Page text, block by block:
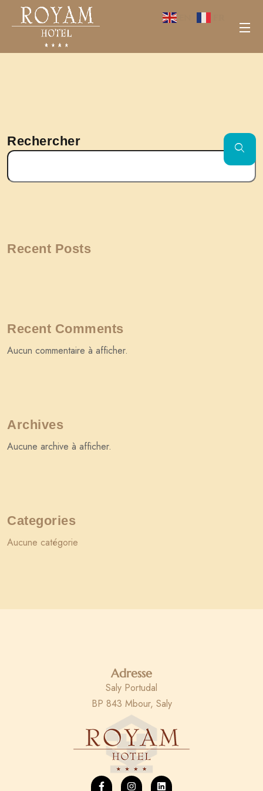
23 mars 2026
Rechercher
Recent Posts
Recent Comments
Aucun commentaire à afficher.
Archives
Aucune archive à afficher.
Categories
Aucune catégorie
Adresse
Saly Portudal
BP 843 Mbour, Saly